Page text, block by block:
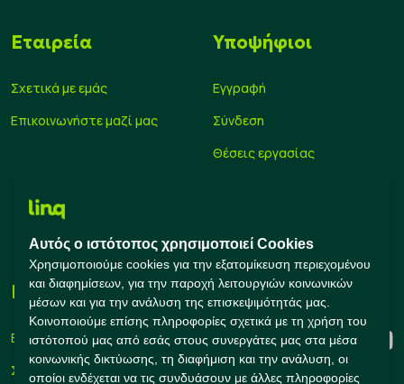
Εταιρεία
Σχετικά με εμάς
Επικοινωνήστε μαζί μας
Υποψήφιοι
Εγγραφή
Σύνδεση
Θέσεις εργασίας
Συμβουλές Καριέρας
Εταιρείες
Εγγραφή
Σύνδεση
Connect with us
Αυτός ο ιστότοπος χρησιμοποιεί Cookies
Χρησιμοποιούμε cookies για την εξατομίκευση περιεχομένου
και διαφημίσεων, για την παροχή λειτουργιών κοινωνικών
μέσων και για την ανάλυση της επισκεψιμότητάς μας.
Κοινοποιούμε επίσης πληροφορίες σχετικά με τη χρήση του
ιστότοπού μας από εσάς στους συνεργάτες μας στα μέσα
κοινωνικής δικτύωσης, τη διαφήμιση και την ανάλυση, οι
οποίοι ενδέχεται να τις συνδυάσουν με άλλες πληροφορίες